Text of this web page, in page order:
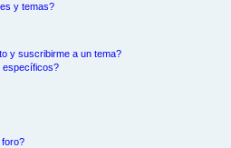
y temas?
y suscribirme a un tema?
específicos?